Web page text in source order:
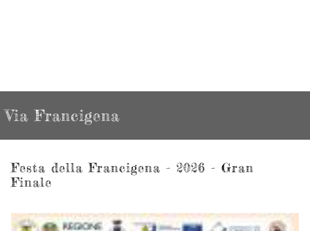
Via Francigena
Festa della Francigena - 2026 - Gran
Finale